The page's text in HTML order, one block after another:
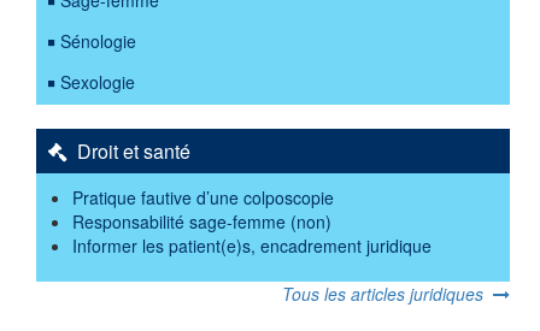
Sénologie
Sexologie
Droit et santé
Pratique fautive d’une colposcopie
Responsabilité sage-femme (non)
Informer les patient(e)s, encadrement juridique
Tous les articles juridiques